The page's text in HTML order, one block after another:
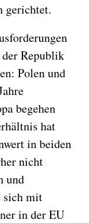
gerichtet.
Republik
Polen und
begehen
hat
in beiden
nicht
und
sich mit
in der EU